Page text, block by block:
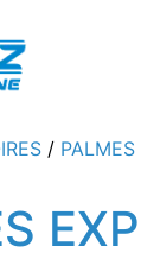
/ PALMES